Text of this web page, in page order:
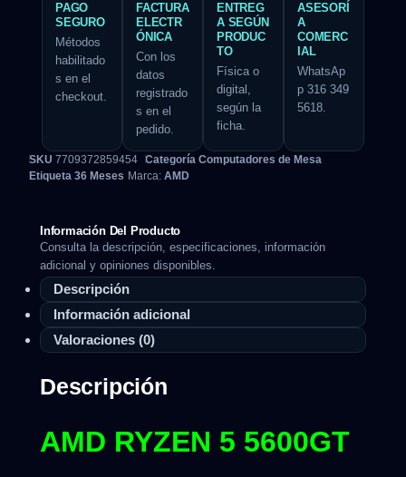
PAGO
SEGURO
Métodos
habilitado
s en el
checkout.
FACTURA
ELECTR
ÓNICA
Con los
datos
registrado
s en el
pedido.
ENTREG
A SEGÚN
PRODUC
TO
Física o
digital,
según la
ficha.
ASESORÍ
A
COMERC
IAL
WhatsAp
p 316 349
5618.
SKU 7709372859454 Categoría Computadores de Mesa
Etiqueta 36 Meses Marca: AMD
Información Del Producto
Consulta la descripción, especificaciones, información
adicional y opiniones disponibles.
Descripción
Información adicional
Valoraciones (0)
Descripción
AMD RYZEN 5 5600GT